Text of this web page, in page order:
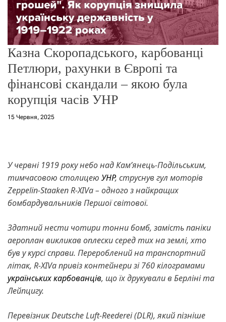
Казна Скоропадського, карбованці
Петлюри, рахунки в Європі та
фінансові скандали – якою була
корупція часів УНР
15 Червня, 2025
У червні 1919 року небо над Кам’янець-Подільським,
тимчасовою столицею УНР, струснув гул моторів
Zeppelin-Staaken R-XIVа – одного з найкращих
бомбардувальників Першої світової.
Здатний нести чотири тонни бомб, замість паніки
аероплан викликав оплески серед тих на землі, хто
був у курсі справи. Перероблений на транспортний
літак, R-XIVа привіз контейнери зі 760 кілограмами
українських карбованців, що їх друкували в Берліні та
Лейпцигу.
Перевізник Deutsche Luft-Reederei (DLR), який пізніше